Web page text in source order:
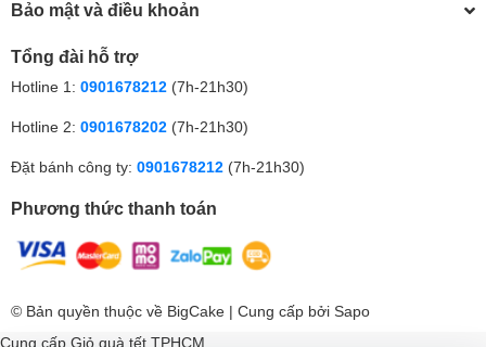
Bảo mật và điều khoản
Tổng đài hỗ trợ
Hotline 1: 0901678212 (7h-21h30)
Hotline 2: 0901678202 (7h-21h30)
Đặt bánh công ty: 0901678212 (7h-21h30)
Phương thức thanh toán
© Bản quyền thuộc về BigCake | Cung cấp bởi Sapo
Cung cấp Giỏ quà tết TPHCM